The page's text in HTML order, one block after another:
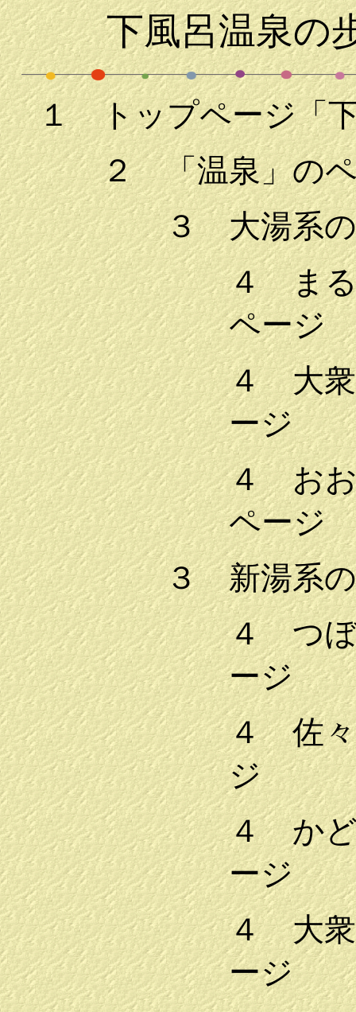
下風呂温泉の
１ トップページ「
２ 「温泉」の
３ 大湯系
４ まる
ページ
４ 大衆
ージ
４ おお
ページ
３ 新湯系
４ つぼ
ージ
４ 佐々
ジ
４ かど
ージ
４ 大衆
ージ